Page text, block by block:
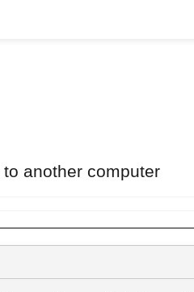
another computer